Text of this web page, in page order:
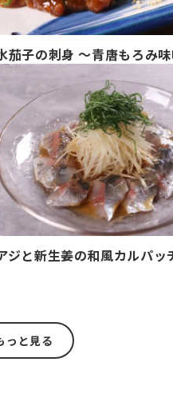
茄子の刺身 ～青唐もろみ
ジと新生姜の和風カルパッ
っと見る